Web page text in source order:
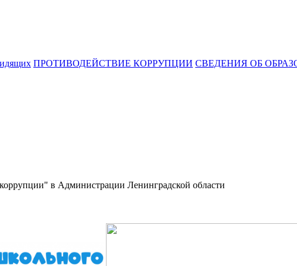
ПРОТИВОДЕЙСТВИЕ КОРРУПЦИИ СВЕДЕНИЯ ОБ
в Администрации Ленинградской области